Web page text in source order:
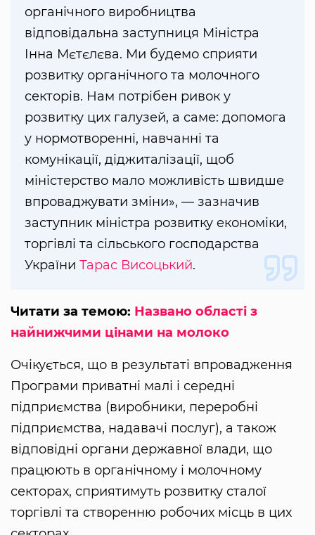
органічного виробництва
відповідальна заступниця Міністра
Інна Мєтєлєва. Ми будемо сприяти
розвитку органічного та молочного
секторів. Нам потрібен ривок у
розвитку цих галузей, а саме: допомога
у нормотворенні, навчанні та
комунікації, діджиталізації, щоб
міністерство мало можливість швидше
впроваджувати зміни», — зазначив
заступник міністра розвитку економіки,
торгівлі та сільського господарства
України Тарас Висоцький.
Читати за темою: Названо області з
найнижчими цінами на молоко
Очікується, що в результаті впровадження
Програми приватні малі і середні
підприємства (виробники, переробні
підприємства, надавачі послуг), а також
відповідні органи державної влади, що
працюють в органічному і молочному
секторах, сприятимуть розвитку сталої
торгівлі та створенню робочих місць в цих